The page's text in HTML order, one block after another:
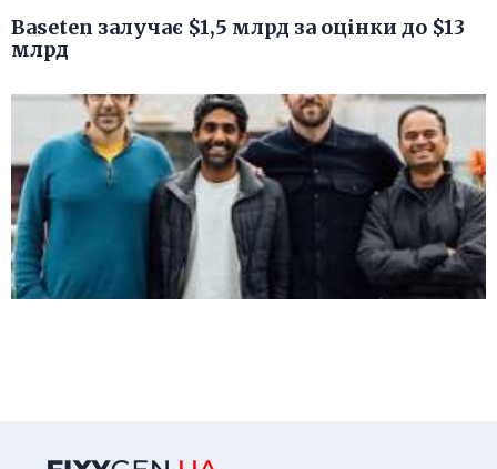
Baseten залучає $1,5 млрд за оцінки до $13
млрд